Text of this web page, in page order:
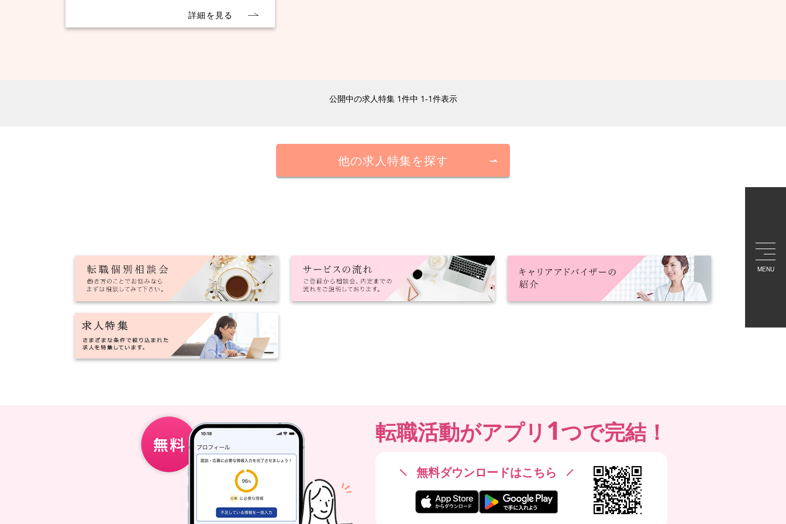
MENU
公開中の求人特集 1件中 1-1件表示
他の求人特集を探す
転職活動がアプリ 1つで完結！
無料ダウンロードはこちら